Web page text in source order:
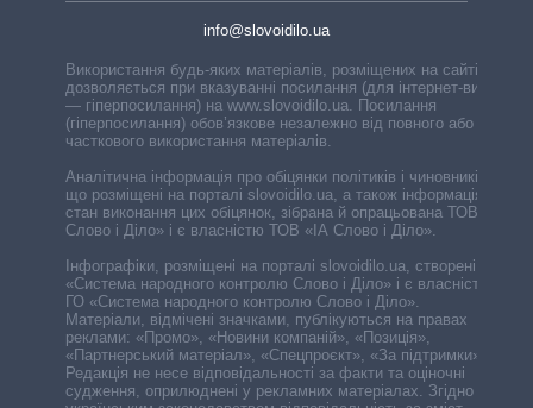
info@slovoidilo.ua
Використання будь-яких матеріалів, розміщених на сайті,
дозволяється при вказуванні посилання (для інтернет-видань
— гіперпосилання) на www.slovoidilo.ua. Посилання
(гіперпосилання) обов’язкове незалежно від повного або
часткового використання матеріалів.
Аналітична інформація про обіцянки політиків і чиновників,
що розміщені на порталі slovoidilo.ua, а також інформація про
стан виконання цих обіцянок, зібрана й опрацьована ТОВ «ІА
Слово і Діло» і є власністю ТОВ «ІА Слово і Діло».
Інфографіки, розміщені на порталі slovoidilo.ua, створені ГО
«Система народного контролю Слово і Діло» і є власністю
ГО «Система народного контролю Слово і Діло».
Матеріали, відмічені значками, публікуються на правах
реклами: «Промо», «Новини компаній», «Позиція»,
«Партнерський матеріал», «Спецпроєкт», «За підтримки».
Редакція не несе відповідальності за факти та оціночні
судження, оприлюднені у рекламних матеріалах. Згідно з